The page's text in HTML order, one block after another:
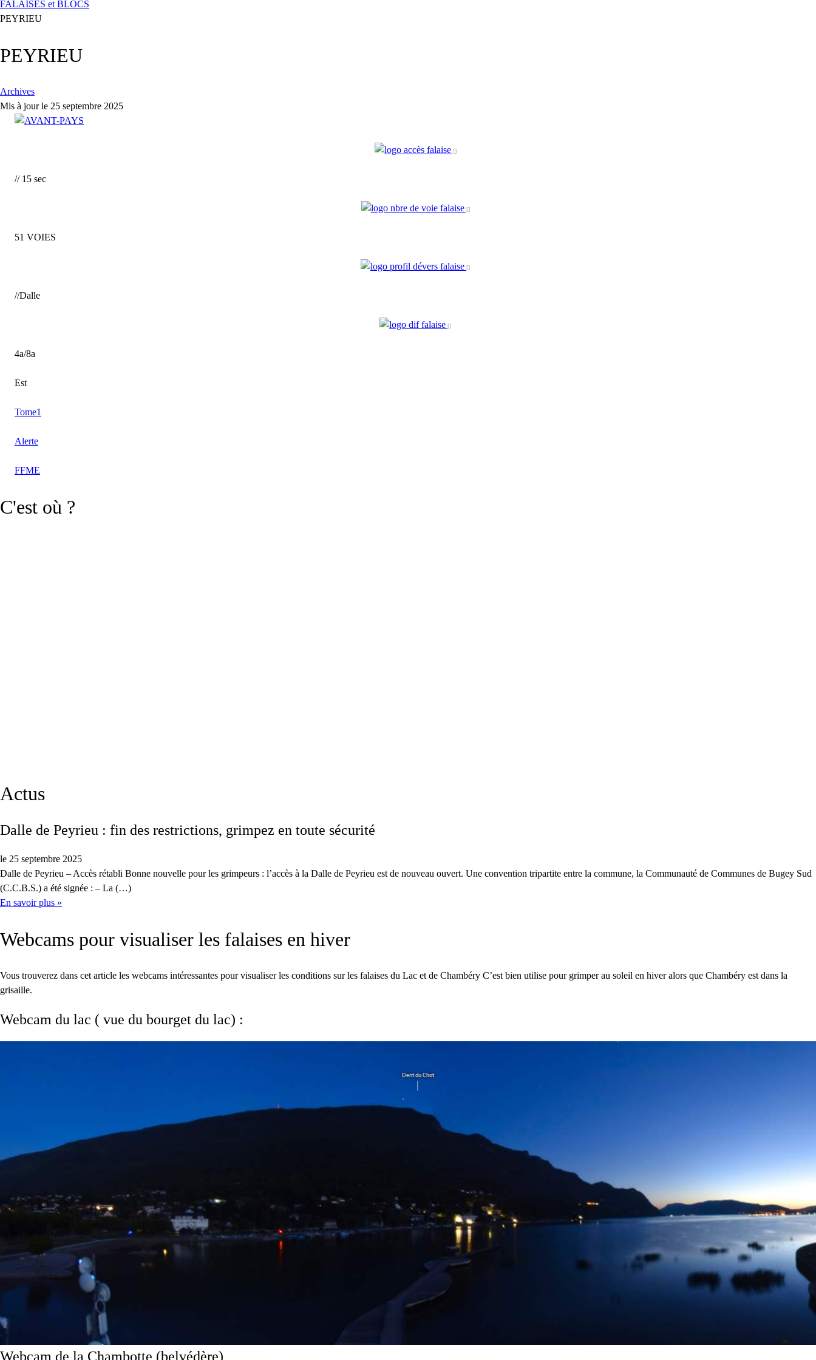
FALAISES et BLOCS
PEYRIEU
PEYRIEU
Archives
Mis à jour le 25 septembre 2025
// 15 sec
51 VOIES
//Dalle
4a/8a
Est
Tome1
Alerte
FFME
C'est où ?
Actus
Dalle de Peyrieu : fin des restrictions, grimpez en toute sécurité
le 25 septembre 2025
Dalle de Peyrieu – Accès rétabli Bonne nouvelle pour les grimpeurs : l’accès à la Dalle de Peyrieu est de nouveau ouvert. Une convention tripartite entre la commune, la Communauté de Communes de Bugey Sud
(C.C.B.S.) a été signée : – La (…)
En savoir plus »
Webcams pour visualiser les falaises en hiver
Vous trouverez dans cet article les webcams intéressantes pour visualiser les conditions sur les falaises du Lac et de Chambéry C’est bien utilise pour grimper au soleil en hiver alors que Chambéry est dans la
grisaille.
Webcam du lac ( vue du bourget du lac) :
Webcam de la Chambotte (belvédère)